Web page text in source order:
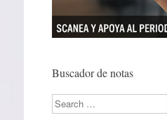
Buscador de notas
Search